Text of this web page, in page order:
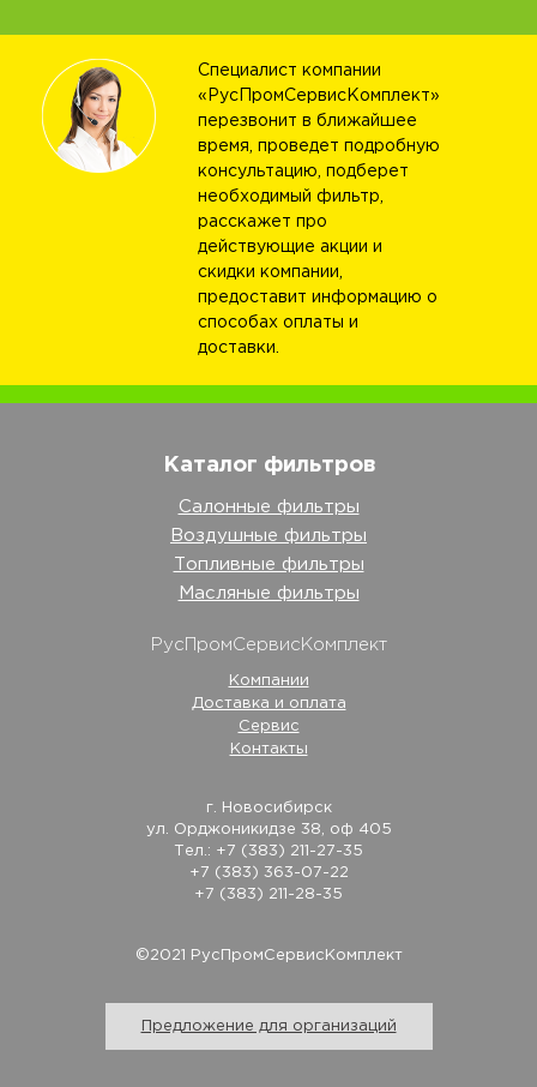
Специалист компании
«РусПромСервисКомплект»
перезвонит в ближайшее
время, проведет подробную
консультацию, подберет
необходимый фильтр,
расскажет про
действующие акции и
скидки компании,
предоставит информацию о
способах оплаты и
доставки.
©2021 РусПромСервисКомплект
Предложение для организаций
Каталог фильтров
Салонные фильтры
Воздушные фильтры
Топливные фильтры
Масляные фильтры
РусПромСервисКомплект
Компании
Доставка и оплата
Сервис
Контакты
г. Новосибирск
ул. Орджоникидзе 38, оф 405
Тел.: +7 (383) 211-27-35
+7 (383) 363-07-22
+7 (383) 211-28-35